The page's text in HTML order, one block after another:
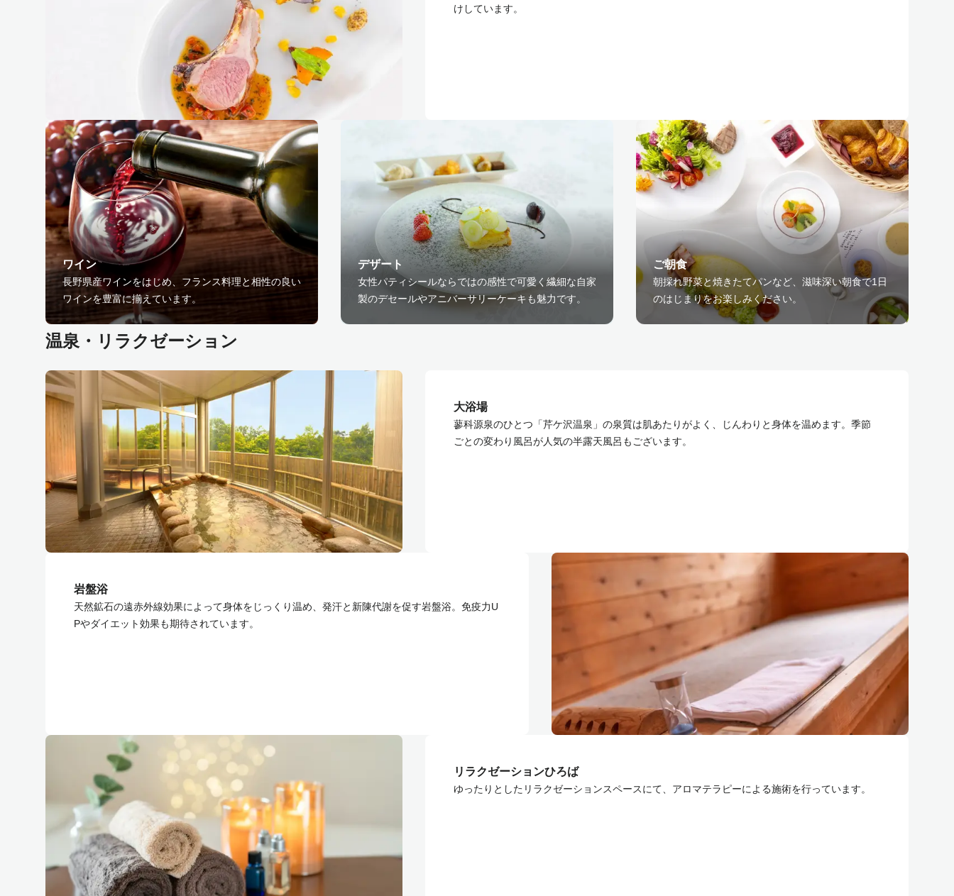
けしています。
ワイン
長野県産ワインをはじめ、フランス料理と相性の良い
ワインを豊富に揃えています。
デザート
女性パティシールならではの感性で可愛く繊細な自家
製のデセールやアニバーサリーケーキも魅力です。
ご朝食
朝採れ野菜と焼きたてパンなど、滋味深い朝食で1日
のはじまりをお楽しみください。
温泉・リラクゼーション
大浴場
蓼科源泉のひとつ「芹ケ沢温泉」の泉質は肌あたりがよく、じんわりと身体を温めます。季節
ごとの変わり風呂が人気の半露天風呂もございます。
岩盤浴
天然鉱石の遠赤外線効果によって身体をじっくり温め、発汗と新陳代謝を促す岩盤浴。免疫力U
Pやダイエット効果も期待されています。
リラクゼーションひろば
ゆったりとしたリラクゼーションスペースにて、アロマテラピーによる施術を行っています。